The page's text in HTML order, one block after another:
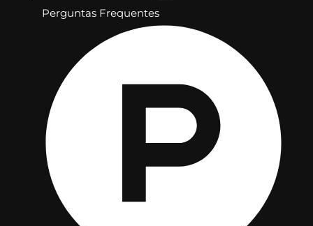
Perguntas Frequentes